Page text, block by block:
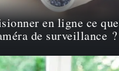
en ligne ce que
de surveillance ?